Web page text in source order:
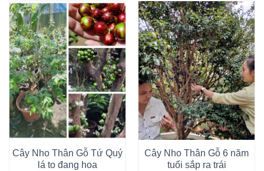
Cây Nho Thân Gỗ Tứ Quý
lá to đang hoa
Cây Nho Thân Gỗ 6 năm
tuổi sắp ra trái